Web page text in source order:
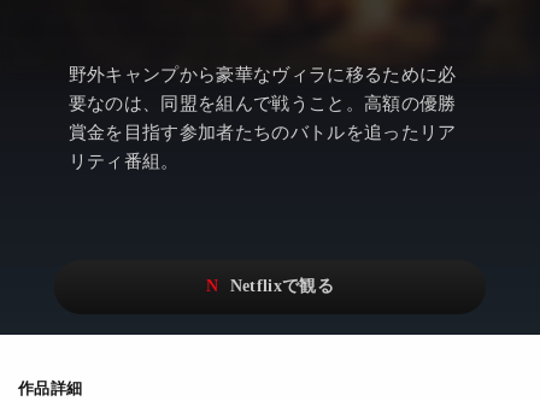
ドキュメンタリー
Netflixオリジナル作品
その他の国のTV番組
Watchlistへ
Netflix Video
Netflix 高い評価の海外作品
野外キャンプから豪華なヴィラに移るために必
要なのは、同盟を組んで戦うこと。高額の優勝
賞金を目指す参加者たちのバトルを追ったリア
リティ番組。
作品詳細